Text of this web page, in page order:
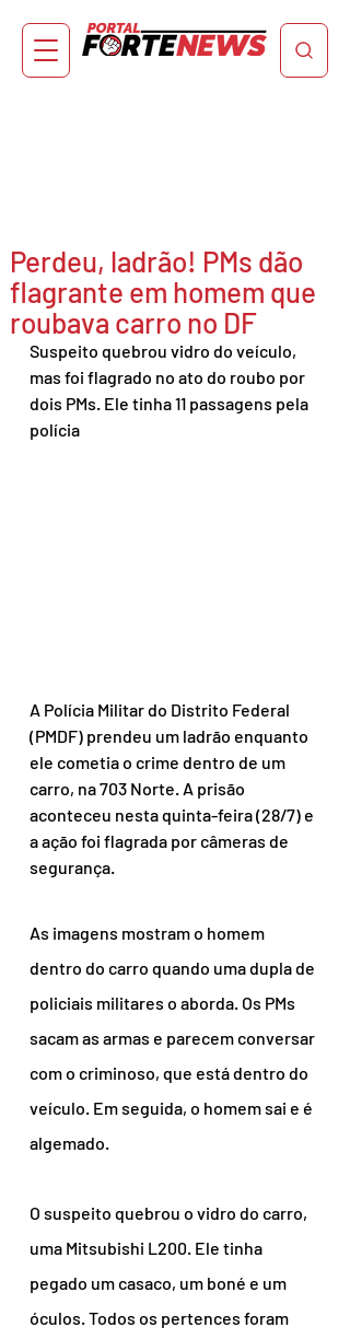
Perdeu, ladrão! PMs dão
flagrante em homem que
roubava carro no DF
Suspeito quebrou vidro do veículo,
mas foi flagrado no ato do roubo por
dois PMs. Ele tinha 11 passagens pela
polícia
A Polícia Militar do Distrito Federal
(PMDF) prendeu um ladrão enquanto
ele cometia o crime dentro de um
carro, na 703 Norte. A prisão
aconteceu nesta quinta-feira (28/7) e
a ação foi flagrada por câmeras de
segurança.
As imagens mostram o homem
dentro do carro quando uma dupla de
policiais militares o aborda. Os PMs
sacam as armas e parecem conversar
com o criminoso, que está dentro do
veículo. Em seguida, o homem sai e é
algemado.
O suspeito quebrou o vidro do carro,
uma Mitsubishi L200. Ele tinha
pegado um casaco, um boné e um
óculos. Todos os pertences foram